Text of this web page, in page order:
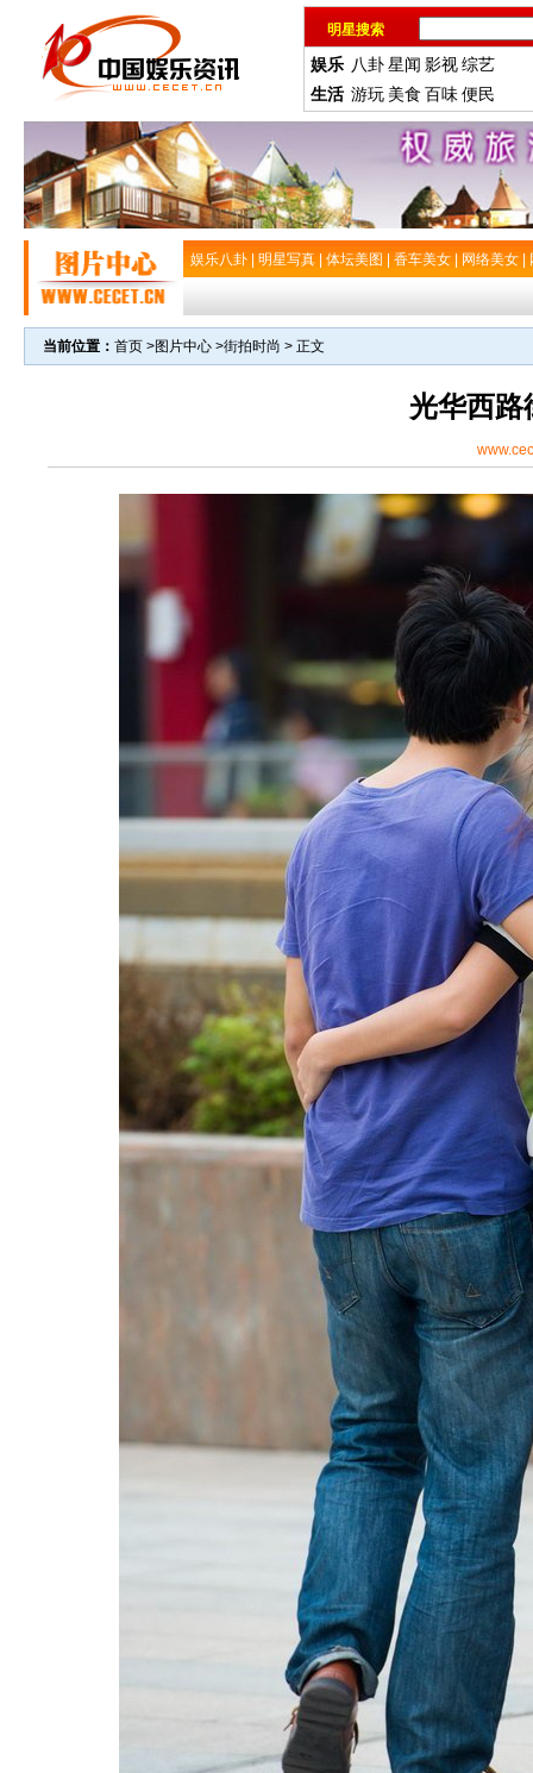
明星搜索
娱乐 八卦星闻 影视综艺
生活 游玩 美食 百味便民
娱乐八卦 明星写真 体坛美图 香车美女 网络美女
当前位置： 首页 >图片中心 >街拍时尚 > 正文
光华西路